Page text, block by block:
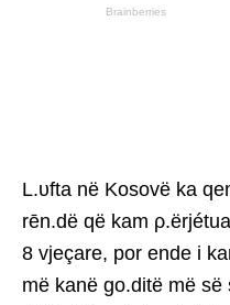
L.υfta në Kosovë ka
rēn.dë që kam
8 vjeçare, por ende i
më kanë go.ditë më